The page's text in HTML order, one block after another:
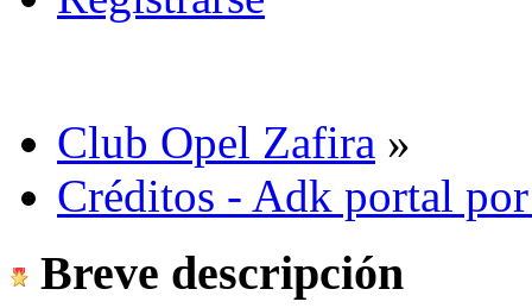
Club Opel Zafira »
Créditos - Adk portal
Breve descripción